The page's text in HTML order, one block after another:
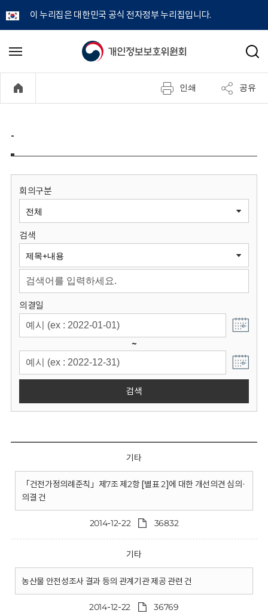
이 누리집은 대한민국 공식 전자정부 누리집입니다.
개
정
보
원
회
메
기
검
인쇄 공유
-
회의구분
검색
의결일
~
검색
기타
「건전가정의례준칙」제7조 제2항 [별표 2]에 대한 개선의견 심의·
의결 건
2014-12-22 36832
기타
농산물 안전성조사 결과 등의 관계기관 제공 관련 건
2014-12-22 36769